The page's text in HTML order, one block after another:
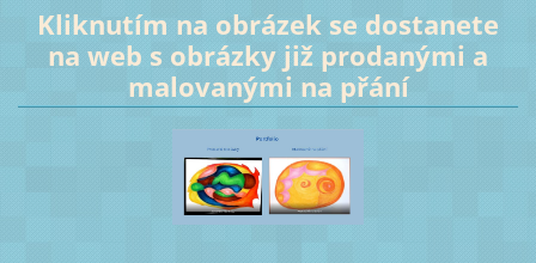
Kliknutím na obrázek se dostanete
na web s obrázky již prodanými a
malovanými na přání